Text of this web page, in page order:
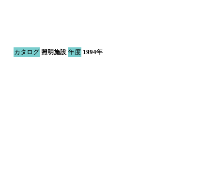
カタログ 照明施設 年度 1994年